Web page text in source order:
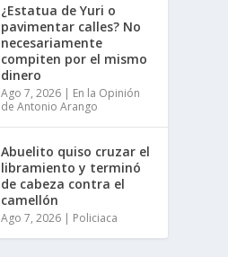
¿Estatua de Yuri o
pavimentar calles? No
necesariamente
compiten por el mismo
dinero
Ago 7, 2026| En la Opinión
de Antonio Arango
Abuelito quiso cruzar el
libramiento y terminó
de cabeza contra el
camellón
Ago 7, 2026| Policiaca